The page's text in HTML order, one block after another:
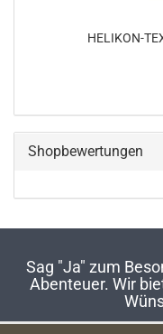
HELIKON-
Shopbewertungen
Sag "Ja" zum
Abenteuer. Wir